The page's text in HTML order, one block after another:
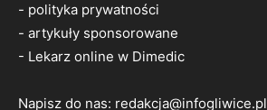
- polityka prywatności
- artykuły sponsorowane
- Lekarz online w Dimedic
Napisz do nas: redakcja@infogliwice.pl